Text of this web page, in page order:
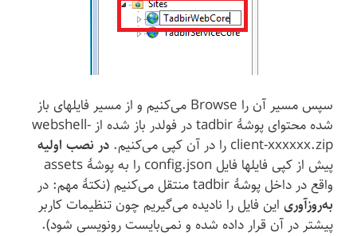
سپس مسیر آن را Browse می‌کنیم و از مسیر فایلهای باز
شده محتوای پوشهٔ tadbir در فولدر باز شده از webshell-
client-xxxxxx.zip را در آن کپی می‌کنیم.
در نصب اولیه
پیش از کپی فایلها فایل config.json را به پوشهٔ assets
واقع در داخل پوشهٔ tadbir منتقل می‌کنیم (نکتهٔ مهم: در
به‌روزآوری این فایل را نادیده می‌گیریم چون تنظیمات کاربر
پیشتر در آن قرار داده شده و نمی‌بایست رونویسی شود).